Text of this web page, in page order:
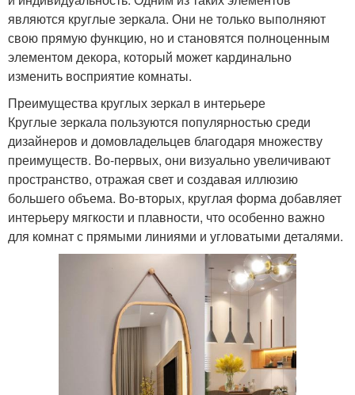
являются круглые зеркала. Они не только выполняют
свою прямую функцию, но и становятся полноценным
элементом декора, который может кардинально
изменить восприятие комнаты.
Преимущества круглых зеркал в интерьере
Круглые зеркала пользуются популярностью среди
дизайнеров и домовладельцев благодаря множеству
преимуществ. Во-первых, они визуально увеличивают
пространство, отражая свет и создавая иллюзию
большего объема. Во-вторых, круглая форма добавляет
интерьеру мягкости и плавности, что особенно важно
для комнат с прямыми линиями и угловатыми деталями.